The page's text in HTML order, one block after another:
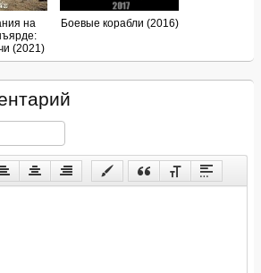
на
(2021)
Боевые корабли (2016)